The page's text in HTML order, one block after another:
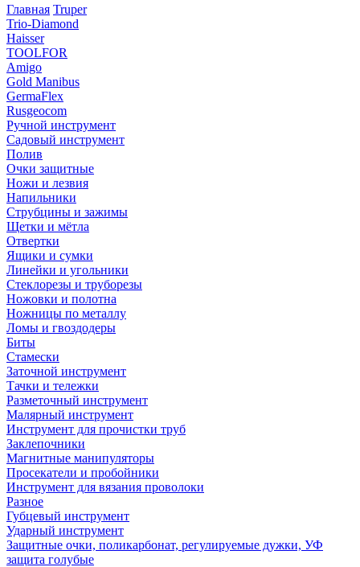
Главная Truper
Trio-Diamond
Haisser
TOOLFOR
Amigo
Gold Manibus
GermaFlex
Rusgeocom
Ручной инструмент
Садовый инструмент
Полив
Очки защитные
Ножи и лезвия
Напильники
Струбцины и зажимы
Щетки и мётла
Отвертки
Ящики и сумки
Линейки и угольники
Стеклорезы и труборезы
Ножовки и полотна
Ножницы по металлу
Ломы и гвоздодеры
Биты
Стамески
Заточной инструмент
Тачки и тележки
Разметочный инструмент
Малярный инструмент
Инструмент для прочистки труб
Заклепочники
Магнитные манипуляторы
Просекатели и пробойники
Инструмент для вязания проволоки
Разное
Губцевый инструмент
Ударный инструмент
Защитные очки, поликарбонат, регулируемые дужки, УФ
защита голубые